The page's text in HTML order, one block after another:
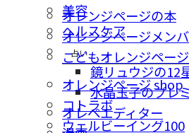
美容
ヘルスケア
占い
鏡リュウジの12
水晶玉子のプレ
オレペエディター
オレンジページの本
オレンジページメン
こどもオレンジペー
オレンジページ shop
コトラボ
ウェルビーイング100